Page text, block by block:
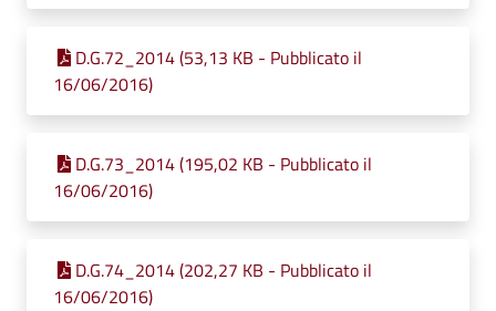
D.G.72_2014 (53,13 KB - Pubblicato il
16/06/2016)
D.G.73_2014 (195,02 KB - Pubblicato il
16/06/2016)
D.G.74_2014 (202,27 KB - Pubblicato il
16/06/2016)